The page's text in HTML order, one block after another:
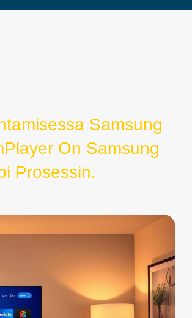
Samsung
On Samsung
Prosessin.